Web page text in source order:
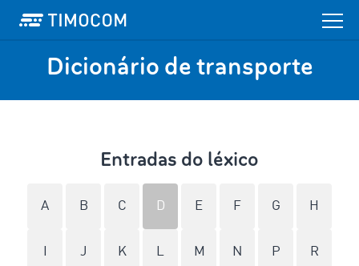
Dicionário de transporte
Entradas do léxico
A B C D E F G H
J K L M N P R